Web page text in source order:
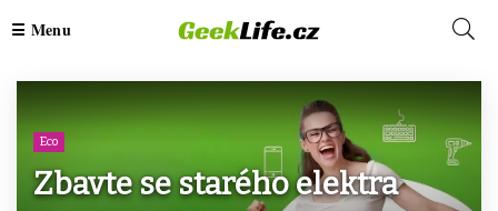
Eco
Zbavte se starého elektra